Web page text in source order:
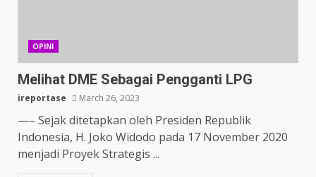
OPINI
Melihat DME Sebagai Pengganti LPG
ireportase March 26, 2023
—– Sejak ditetapkan oleh Presiden Republik
Indonesia, H. Joko Widodo pada 17 November 2020
menjadi Proyek Strategis ...